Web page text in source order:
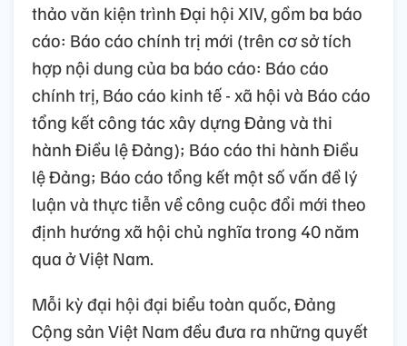
thảo văn kiện trình Đại hội XIV, gồm ba báo
cáo: Báo cáo chính trị mới (trên cơ sở tích
hợp nội dung của ba báo cáo: Báo cáo
chính trị, Báo cáo kinh tế - xã hội và Báo cáo
tổng kết công tác xây dựng Đảng và thi
hành Điều lệ Đảng); Báo cáo thi hành Điều
lệ Đảng; Báo cáo tổng kết một số vấn đề lý
luận và thực tiễn về công cuộc đổi mới theo
định hướng xã hội chủ nghĩa trong 40 năm
qua ở Việt Nam.
Mỗi kỳ đại hội đại biểu toàn quốc, Đảng
Cộng sản Việt Nam đều đưa ra những quyết